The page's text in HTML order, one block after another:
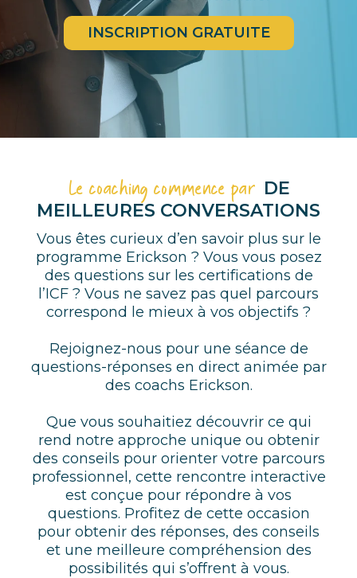
INSCRIPTION GRATUITE
Le coaching commence par DE
MEILLEURES CONVERSATIONS
Vous êtes curieux d’en savoir plus sur le
programme Erickson ? Vous vous posez
des questions sur les certifications de
l’ICF ? Vous ne savez pas quel parcours
correspond le mieux à vos objectifs ?
Rejoignez-nous pour une séance de
questions-réponses en direct animée par
des coachs Erickson.
Que vous souhaitiez découvrir ce qui
rend notre approche unique ou obtenir
des conseils pour orienter votre parcours
professionnel, cette rencontre interactive
est conçue pour répondre à vos
questions. Profitez de cette occasion
pour obtenir des réponses, des conseils
et une meilleure compréhension des
possibilités qui s’offrent à vous.